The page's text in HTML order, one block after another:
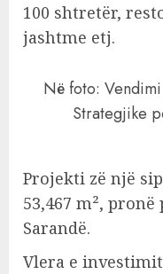
100 shtretër,
jashtme etj.
Në foto:
Strategjike
Projekti zë një
53,467 m²,
Sarandë.
Vlera e